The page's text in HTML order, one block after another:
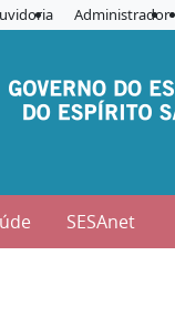
Administrador
SESAnet